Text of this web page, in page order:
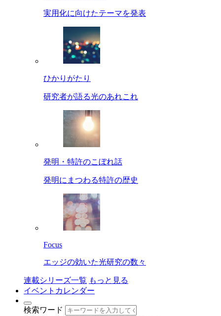
実用化に向けたテーマを発表
ひかりがたり
研究者が語る光のあれこれ
発明・特許のこぼれ話
発明にまつわる特許の歴史
Focus
エッジの効いた光研究の数々
連載シリーズ一覧 もっと見る
イベントカレンダー
検索ワード